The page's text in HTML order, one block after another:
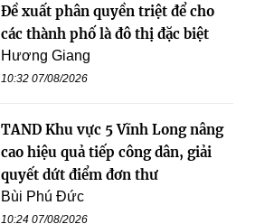
Đề xuất phân quyền triệt để cho
các thành phố là đô thị đặc biệt
Hương Giang
10:32 07/08/2026
TAND Khu vực 5 Vĩnh Long nâng
cao hiệu quả tiếp công dân, giải
quyết dứt điểm đơn thư
Bùi Phú Đức
10:24 07/08/2026